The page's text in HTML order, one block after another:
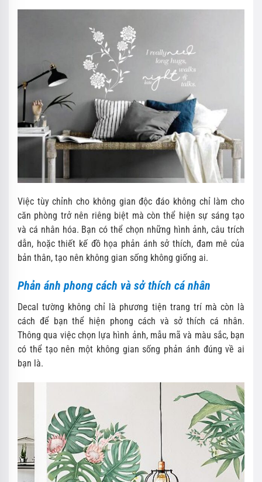
Việc tùy chỉnh cho không gian độc đáo không chỉ làm cho
căn phòng trở nên riêng biệt mà còn thể hiện sự sáng tạo
và cá nhân hóa. Bạn có thể chọn những hình ảnh, câu trích
dẫn, hoặc thiết kế đồ họa phản ánh sở thích, đam mê của
bản thân, tạo nên không gian sống không giống ai.
Phản ánh phong cách và sở thích cá nhân
Decal tường không chỉ là phương tiện trang trí mà còn là
cách để bạn thể hiện phong cách và sở thích cá nhân.
Thông qua việc chọn lựa hình ảnh, mẫu mã và màu sắc, bạn
có thể tạo nên một không gian sống phản ánh đúng về ai
bạn là.